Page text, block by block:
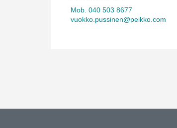
Mob. 040 503 8677
vuokko.pussinen@peikko.com